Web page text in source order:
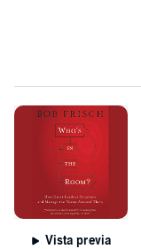
Vista previa